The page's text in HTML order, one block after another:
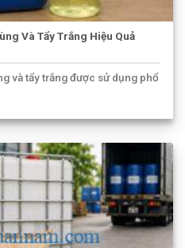
Và Tẩy Trắng Hiệu Quả
và tẩy trắng được sử dụng phổ